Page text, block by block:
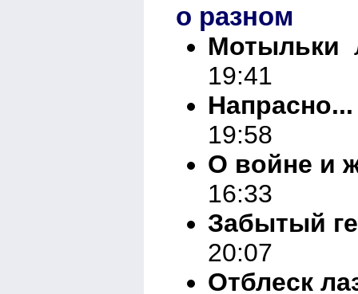
о разном
Мотыльки
19:41
Напрасно...
19:58
О войне и
16:33
Забытый
20:07
Отблеск